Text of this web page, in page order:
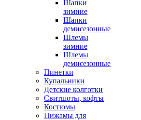
Шапки
зимние
Шапки
демисезонные
Шлемы
зимние
Шлемы
демисезонные
Пинетки
Купальники
Детские колготки
Свитшоты, кофты
Костюмы
Пижамы для